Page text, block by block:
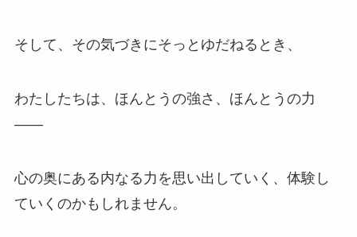
そして、その気づきにそっとゆだねるとき、
わたしたちは、ほんとうの強さ、ほんとうの力
――
心の奥にある内なる力を思い出していく、体験し
ていくのかもしれません。